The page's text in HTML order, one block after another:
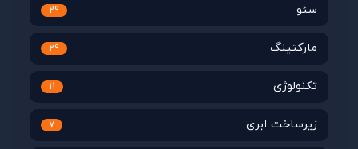
سئو 29
مارکتینگ 29
تکنولوژی 11
زیرساخت ابری 7